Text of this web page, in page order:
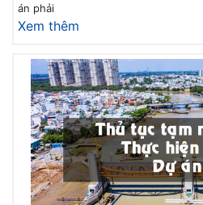
án phải
Xem thêm